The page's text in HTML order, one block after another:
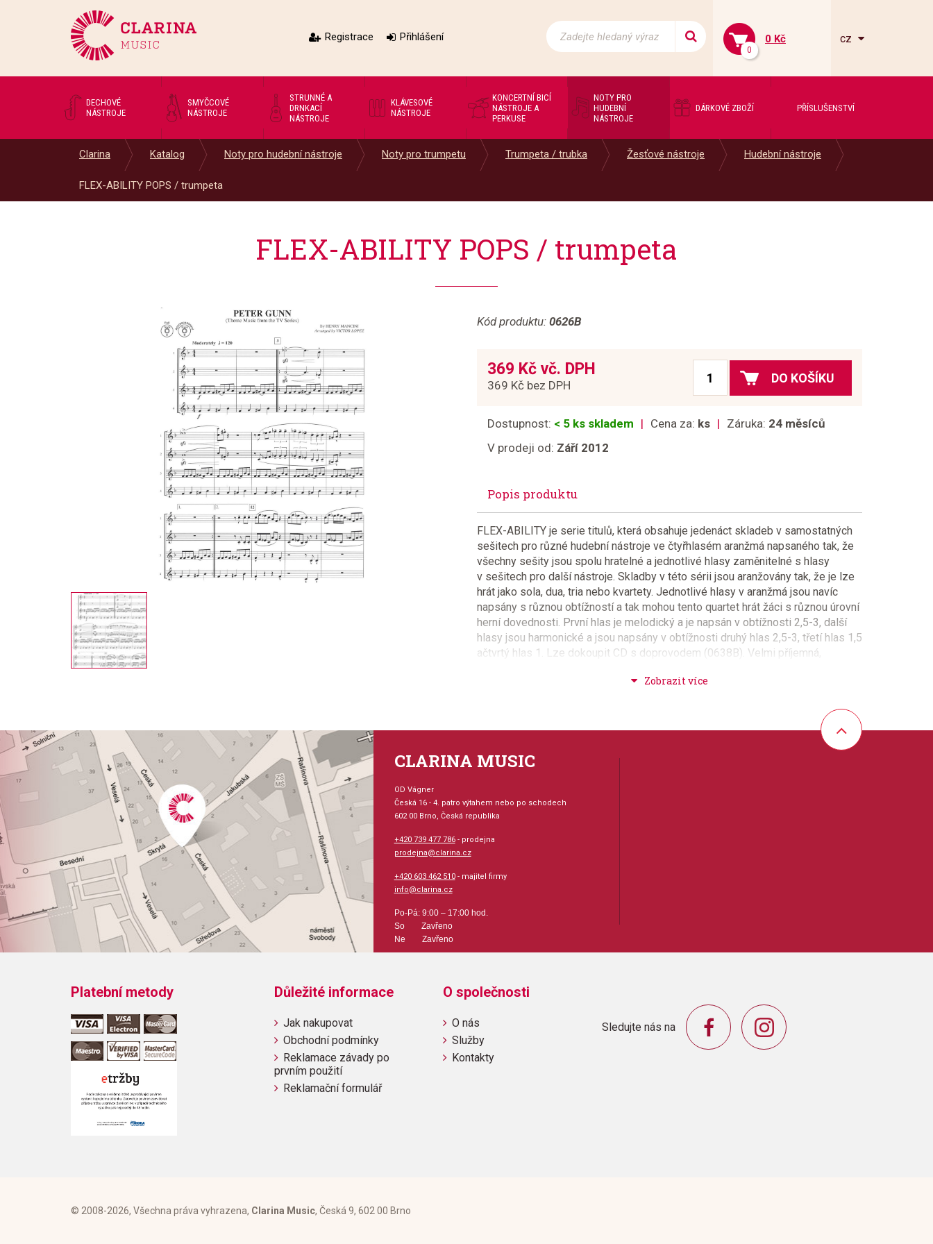
Registrace Přihlášení
0
0 Kč cz
DECHOVÉ
NÁSTROJE
SMYČCOVÉ
NÁSTROJE
STRUNNÉ A
DRNKACÍ
NÁSTROJE
KLÁVESOVÉ
NÁSTROJE
KONCERTNÍ BICÍ
NÁSTROJE A
PERKUSE
NOTY PRO
HUDEBNÍ
NÁSTROJE
DÁRKOVÉ ZBOŽÍ PŘÍSLUŠENSTVÍ
Clarina Katalog Noty pro hudební nástroje Noty pro trumpetu Trumpeta / trubka Žesťové nástroje Hudební nástroje
FLEX-ABILITY POPS / trumpeta
FLEX-ABILITY POPS / trumpeta
Kód produktu: 0626B
369 Kč vč. DPH
369 Kč bez DPH
DO KOŠÍKU
Dostupnost: < 5 ks skladem Cena za: ks Záruka: 24 měsíců
V prodeji od: Září 2012
Popis produktu
FLEX-ABILITY je serie titulů, která obsahuje jedenáct skladeb v samostatných
sešitech pro různé hudební nástroje ve čtyřhlasém aranžmá napsaného tak, že
všechny sešity jsou spolu hratelné a jednotlivé hlasy zaměnitelné s hlasy
v sešitech pro další nástroje. Skladby v této sérii jsou aranžovány tak, že je lze
hrát jako sola, dua, tria nebo kvartety. Jednotlivé hlasy v aranžmá jsou navíc
napsány s různou obtížností a tak mohou tento quartet hrát žáci s různou úrovní
herní dovednosti. První hlas je melodický a je napsán v obtížnosti 2,5-3, další
hlasy jsou harmonické a jsou napsány v obtížnosti druhý hlas 2,5-3, třetí hlas 1,5
ačtvrtý hlas 1. Lze dokoupit CD s doprovodem (0638B). Velmi příjemná,
Hudební styl: noty pro hudební školy, evergreeny + oblíbené melodie
Počet skladeb: 11
Obsazení: trio, solo, kvartet, duet
Výrobce: ALFRED PUBLISHING CO.,INC.
CLARINA MUSIC
OD Vágner
Česká 16 - 4. patro výtahem nebo po schodech
602 00 Brno, Česká republika
+420 739 477 786- prodejna
prodejna@clarina.cz
+420 603 462 510- majitel firmy
info@clarina.cz
Po-Pá: 9:00 – 17:00 hod.
So Zavřeno
Ne Zavřeno
Platební metody Důležité informace
Jak nakupovat
Obchodní podmínky
Reklamace závady po
prvním použití
Reklamační formulář
O společnosti
O nás
Služby
Kontakty
Sledujte nás na
© 2008-2026, Všechna práva vyhrazena, Clarina Music, Česká 9, 602 00 Brno